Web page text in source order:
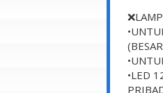
•LED